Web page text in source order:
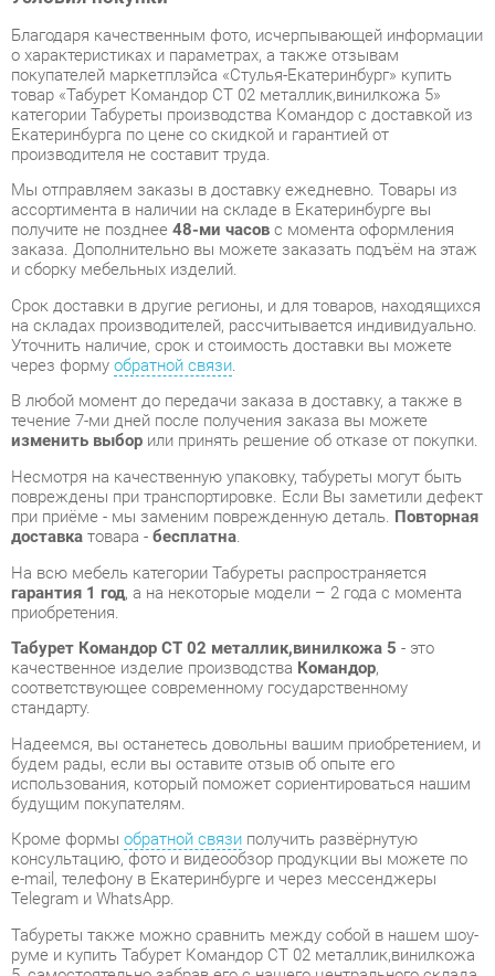
товар «Табурет Командор CТ 02 металлик,винилкожа 5»
категории Табуреты производства Командор с доставкой из
Екатеринбурга по цене со скидкой и гарантией от
производителя не составит труда.
Мы отправляем заказы в доставку ежедневно. Товары из
ассортимента в наличии на складе в Екатеринбурге вы
получите не позднее48-ми часовс момента оформления
заказа. Дополнительно вы можете заказать подъём на этаж
и сборку мебельных изделий.
Срок доставки в другие регионы, и для товаров, находящихся
на складах производителей, рассчитывается индивидуально.
Уточнить наличие, срок и стоимость доставки вы можете
через формуобратной связи.
В любой момент до передачи заказа в доставку, а также в
течение 7-ми дней после получения заказа вы можете
изменить выборили принять решение об отказе от покупки.
Несмотря на качественную упаковку, табуреты могут быть
повреждены при транспортировке. Если Вы заметили дефект
при приёме - мы заменим поврежденную деталь.Повторная
доставкатовара - бесплатна.
На всю мебель категории Табуреты распространяется
гарантия 1 год, а на некоторые модели – 2 года с момента
приобретения.
Табурет Командор CТ 02 металлик,винилкожа 5
качественное изделие производства
соответствующее современному государственному
стандарту.
будем рады, если вы оставите отзыв об опыте его
использования, который поможет сориентироваться нашим
будущим покупателям.
консультацию, фото и видеообзор продукции вы можете по
e-mail, телефону в Екатеринбурге и через мессенджеры
Telegram и WhatsApp.
Табуреты также можно сравнить между собой в нашем шоу-
руме и купить Табурет Командор CТ 02 металлик,винилкожа
5, самостоятельно забрав его с нашего центрального склада
в г. Екатеринбург. Полный список адресов и магазинов
смотрите на странице
контактов
Материал
Винилискожа